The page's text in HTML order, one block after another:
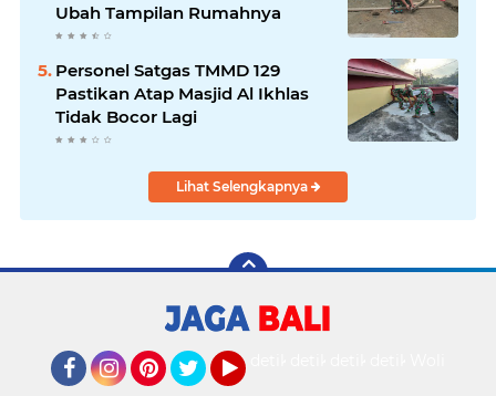
Ubah Tampilan Rumahnya
Personel Satgas TMMD 129
Pastikan Atap Masjid Al Ikhlas
Tidak Bocor Lagi
Lihat Selengkapnya